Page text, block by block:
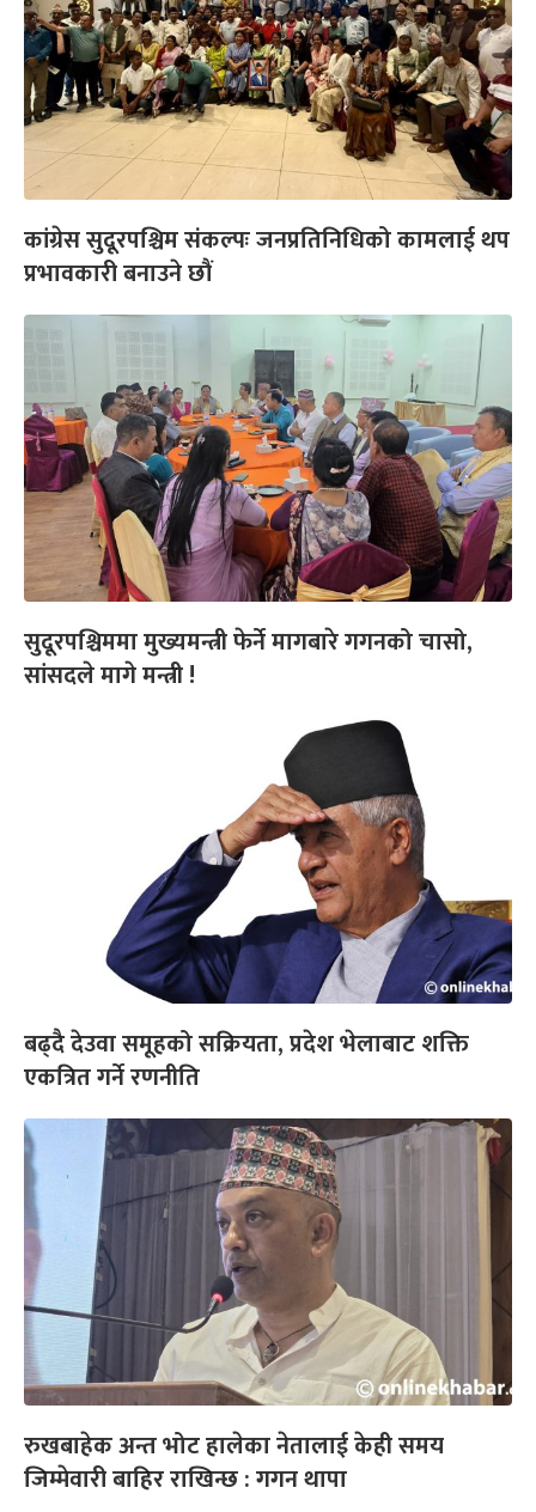
कांग्रेस सुदूरपश्चिम संकल्पः जनप्रतिनिधिको कामलाई थप
प्रभावकारी बनाउने छौं
सुदूरपश्चिममा मुख्यमन्त्री फेर्ने मागबारे गगनको चासो,
सांसदले मागे मन्त्री !
बढ्दै देउवा समूहको सक्रियता, प्रदेश भेलाबाट शक्ति
एकत्रित गर्ने रणनीति
रुखबाहेक अन्त भोट हालेका नेतालाई केही समय
जिम्मेवारी बाहिर राखिन्छ : गगन थापा